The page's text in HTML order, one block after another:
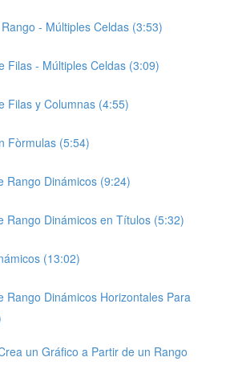
- Múltiples Celdas (3:53)
Filas - Múltiples Celdas (3:09)
Filas y Columnas (4:55)
Fòrmulas (5:54)
Rango Dinámicos (9:24)
Rango Dinámicos en Títulos (5:32)
(13:02)
Rango Dinámicos Horizontales Para
un Gráfico a Partir de un Rango